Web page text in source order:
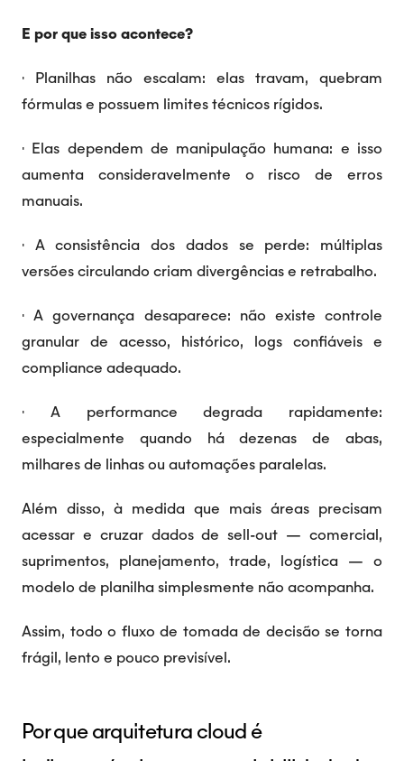
E por que isso acontece?
· Planilhas não escalam: elas travam, quebram
fórmulas e possuem limites técnicos rígidos.
· Elas dependem de manipulação humana: e isso
aumenta consideravelmente o risco de erros
manuais.
· A consistência dos dados se perde: múltiplas
versões circulando criam divergências e retrabalho.
· A governança desaparece: não existe controle
granular de acesso, histórico, logs confiáveis e
compliance adequado.
· A performance degrada rapidamente:
especialmente quando há dezenas de abas,
milhares de linhas ou automações paralelas.
Além disso, à medida que mais áreas precisam
acessar e cruzar dados de sell-out — comercial,
suprimentos, planejamento, trade, logística — o
modelo de planilha simplesmente não acompanha.
Assim, todo o fluxo de tomada de decisão se torna
frágil, lento e pouco previsível.
Por que arquitetura cloud é